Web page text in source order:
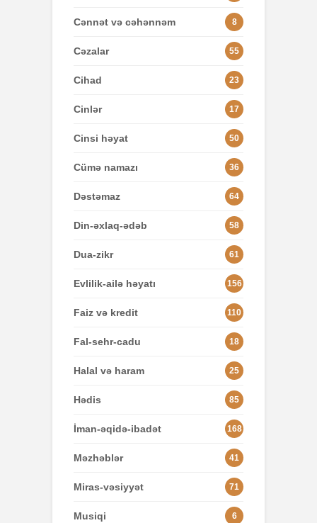
Cənnət və cəhənnəm 8
Cəzalar 55
Cihad 23
Cinlər 17
Cinsi həyat 50
Cümə namazı 36
Dəstəmaz 64
Din-əxlaq-ədəb 58
Dua-zikr 61
Evlilik-ailə həyatı 156
Faiz və kredit 110
Fal-sehr-cadu 18
Halal və haram 25
Hədis 85
İman-əqidə-ibadət 168
Məzhəblər 41
Miras-vəsiyyət 71
Musiqi 6